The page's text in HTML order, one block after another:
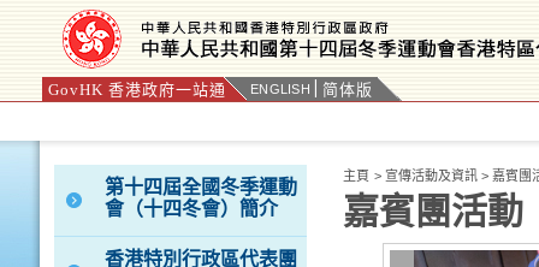
GovHK 香港政府一站通 ENGLISH 简体版
按“Tab”進入菜單
第十四屆全國冬季運動
會（十四冬會）簡介
香港特別行政區代表團
主頁 > 宣傳活動及資訊 > 嘉賓團
嘉賓團活動